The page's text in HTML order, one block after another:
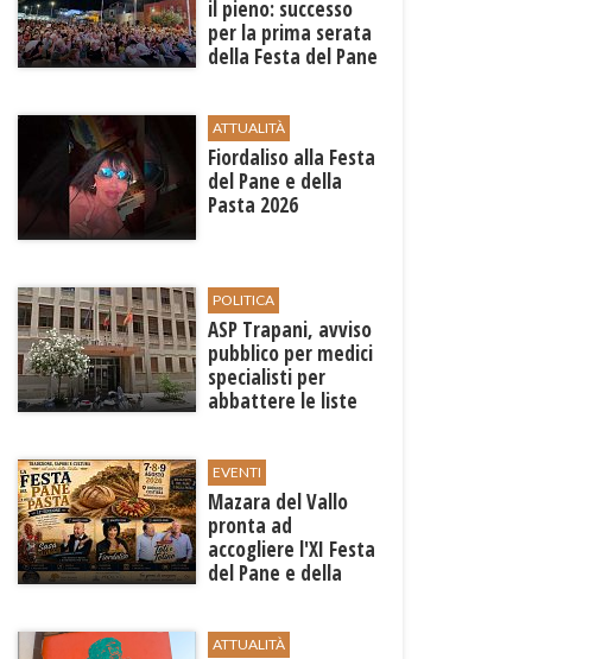
il pieno: successo
per la prima serata
della Festa del Pane
ATTUALITÀ
Fiordaliso alla Festa
del Pane e della
Pasta 2026
POLITICA
ASP Trapani, avviso
pubblico per medici
specialisti per
abbattere le liste
EVENTI
Mazara del Vallo
pronta ad
accogliere l'XI Festa
del Pane e della
ATTUALITÀ